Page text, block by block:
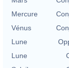
Mercure
Vénus
Lune
Lune